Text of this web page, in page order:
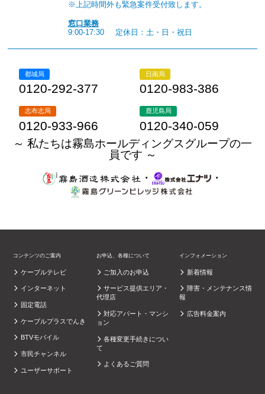
※上記時間外も緊急案件受付致します。
窓口業務
9:00-17:30
定休日：土・日・祝日
都城局
0120-292-377
日南局
0120-983-386
志布志局
0120-933-966
鹿児島局
0120-340-059
～ 私たちは霧島ホールディングスグループの一
員です ～
・
・
コンテンツのご案内
ケーブルテレビ
インターネット
固定電話
ケーブルプラスでんき
BTVモバイル
市民チャンネル
ユーザーサポート
お申込、各種について
ご加入のお申込
サービス提供エリア・
代理店
対応アパート・マンシ
ョン
各種変更手続きについ
て
よくあるご質問
インフォメーション
新着情報
障害・メンテナンス情
報
広告料金案内